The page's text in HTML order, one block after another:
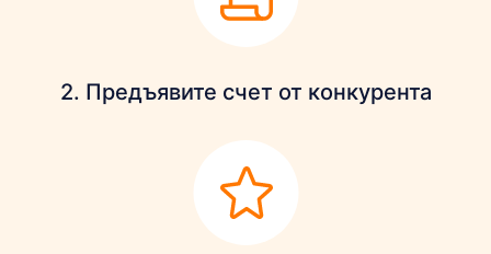
2. Предъявите счет от конкурента